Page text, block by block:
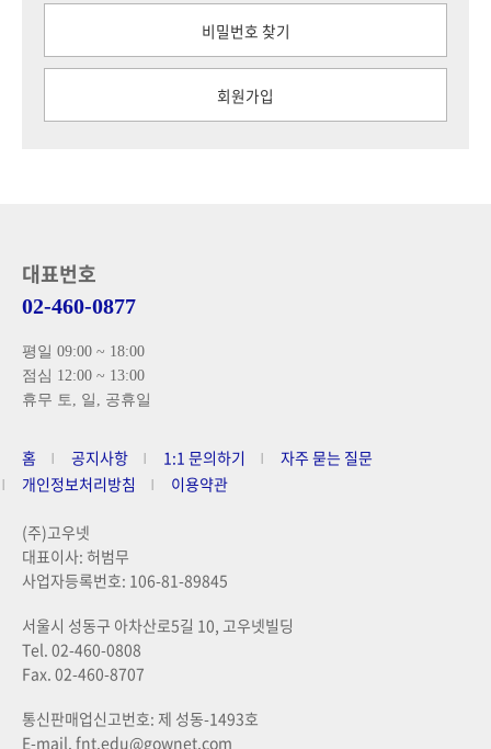
비밀번호 찾기
회원가입
대표번호
02-460-0877
평일 09:00 ~ 18:00
점심 12:00 ~ 13:00
휴무 토, 일, 공휴일
홈 공지사항 1:1 문의하기
자주 묻는 질문
개인정보처리방침
이용약관
(주)고우넷
대표이사: 허범무
사업자등록번호: 106-81-89845
서울시 성동구 아차산로5길 10, 고우넷빌딩
Tel. 02-460-0808
Fax. 02-460-8707
통신판매업신고번호: 제 성동-1493호
E-mail. fnt.edu@gownet.com